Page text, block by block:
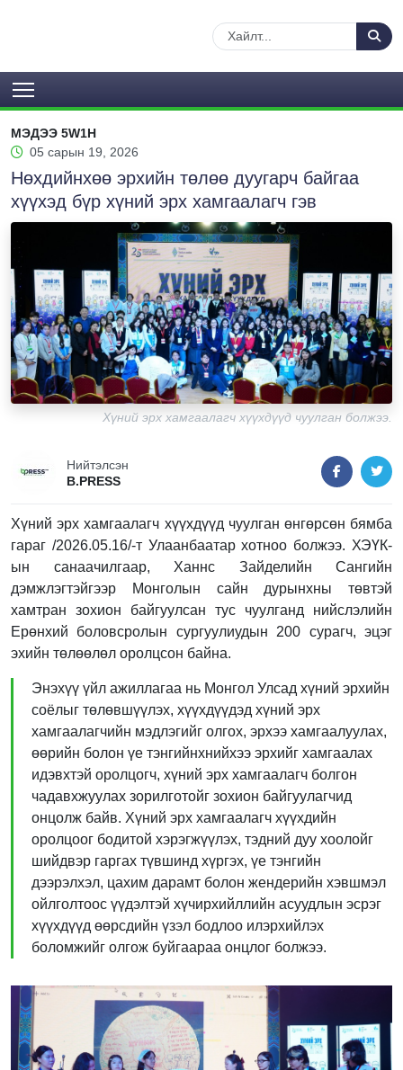
МЭДЭЭ 5W1H
05 сарын 19, 2026
Нөхдийнхөө эрхийн төлөө дуугарч байгаа
хүүхэд бүр хүний эрх хамгаалагч гэв
Хүний эрх хамгаалагч хүүхдүүд чуулган болжээ.
Нийтэлсэн
B.PRESS
Хүний эрх хамгаалагч хүүхдүүд чуулган өнгөрсөн бямба
гараг /2026.05.16/-т Улаанбаатар хотноо болжээ. ХЭҮК-
ын санаачилгаар, Ханнс Зайделийн Сангийн
дэмжлэгтэйгээр Монголын сайн дурынхны төвтэй
хамтран зохион байгуулсан тус чуулганд нийслэлийн
Ерөнхий боловсролын сургуулиудын 200 сурагч, эцэг
эхийн төлөөлөл оролцсон байна.
Энэхүү үйл ажиллагаа нь Монгол Улсад хүний эрхийн
соёлыг төлөвшүүлэх, хүүхдүүдэд хүний эрх
хамгаалагчийн мэдлэгийг олгох, эрхээ хамгаалуулах,
өөрийн болон үе тэнгийнхнийхээ эрхийг хамгаалах
идэвхтэй оролцогч, хүний эрх хамгаалагч болгон
чадавхжуулах зорилготойг зохион байгуулагчид
онцолж байв. Хүний эрх хамгаалагч хүүхдийн
оролцоог бодитой хэрэгжүүлэх, тэдний дуу хоолойг
шийдвэр гаргах түвшинд хүргэх, үе тэнгийн
дээрэлхэл, цахим дарамт болон жендерийн хэвшмэл
ойлголтоос үүдэлтэй хүчирхийллийн асуудлын эсрэг
хүүхдүүд өөрсдийн үзэл бодлоо илэрхийлэх
боломжийг олгож буйгаараа онцлог болжээ.